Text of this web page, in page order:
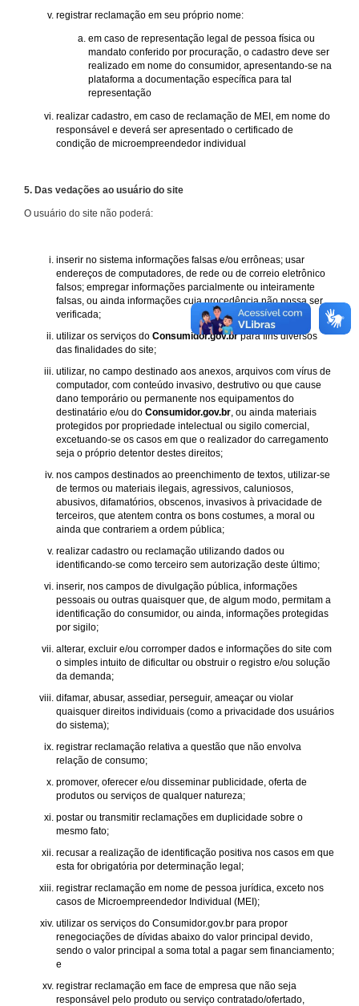
registrar reclamação em seu próprio nome:
em caso de representação legal de pessoa física ou
mandato conferido por procuração, o cadastro deve ser
realizado em nome do consumidor, apresentando-se na
plataforma a documentação específica para tal
representação
realizar cadastro, em caso de reclamação de MEI, em nome do
responsável e deverá ser apresentado o certificado de
condição de microempreendedor individual
5. Das vedações ao usuário do site
O usuário do site não poderá:
inserir no sistema informações falsas e/ou errôneas; usar
endereços de computadores, de rede ou de correio eletrônico
falsos; empregar informações parcialmente ou inteiramente
falsas, ou ainda informações cuja procedência não possa ser
verificada;
utilizar os serviços do Consumidor.gov.brpara fins diversos
das finalidades do site;
utilizar, no campo destinado aos anexos, arquivos com vírus de
computador, com conteúdo invasivo, destrutivo ou que cause
dano temporário ou permanente nos equipamentos do
destinatário e/ou do Consumidor.gov.br , ou ainda materiais
protegidos por propriedade intelectual ou sigilo comercial,
excetuando-se os casos em que o realizador do carregamento
seja o próprio detentor destes direitos;
nos campos destinados ao preenchimento de textos, utilizar-se
de termos ou materiais ilegais, agressivos, caluniosos,
abusivos, difamatórios, obscenos, invasivos à privacidade de
terceiros, que atentem contra os bons costumes, a moral ou
ainda que contrariem a ordem pública;
realizar cadastro ou reclamação utilizando dados ou
identificando-se como terceiro sem autorização deste último;
inserir, nos campos de divulgação pública, informações
pessoais ou outras quaisquer que, de algum modo, permitam a
identificação do consumidor, ou ainda, informações protegidas
por sigilo;
alterar, excluir e/ou corromper dados e informações do site com
o simples intuito de dificultar ou obstruir o registro e/ou solução
da demanda;
difamar, abusar, assediar, perseguir, ameaçar ou violar
quaisquer direitos individuais (como a privacidade dos usuários
do sistema);
registrar reclamação relativa a questão que não envolva
relação de consumo;
promover, oferecer e/ou disseminar publicidade, oferta de
produtos ou serviços de qualquer natureza;
postar ou transmitir reclamações em duplicidade sobre o
mesmo fato;
recusar a realização de identificação positiva nos casos em que
esta for obrigatória por determinação legal;
registrar reclamação em nome de pessoa jurídica, exceto nos
casos de Microempreendedor Individual (MEI);
utilizar os serviços do Consumidor.gov.br para propor
renegociações de dívidas abaixo do valor principal devido,
sendo o valor principal a soma total a pagar sem financiamento;
e
registrar reclamação em face de empresa que não seja
responsável pelo produto ou serviço contratado/ofertado,